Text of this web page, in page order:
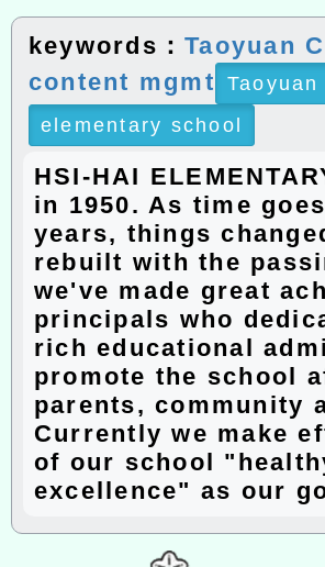
keywords：Taoyuan
content mgmt
elementary school
HSI-HAI
in 1950. As time
years, things
rebuilt with the
we've made great
principals who
rich educational
promote the school
parents, community
Currently we make
of our school
excellence" as our